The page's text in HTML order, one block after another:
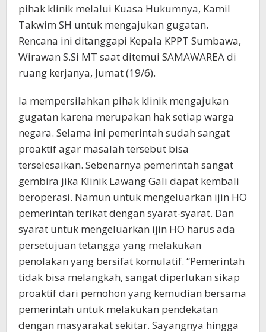
pihak klinik melalui Kuasa Hukumnya, Kamil
Takwim SH untuk mengajukan gugatan.
Rencana ini ditanggapi Kepala KPPT Sumbawa,
Wirawan S.Si MT saat ditemui SAMAWAREA di
ruang kerjanya, Jumat (19/6).
Ia mempersilahkan pihak klinik mengajukan
gugatan karena merupakan hak setiap warga
negara. Selama ini pemerintah sudah sangat
proaktif agar masalah tersebut bisa
terselesaikan. Sebenarnya pemerintah sangat
gembira jika Klinik Lawang Gali dapat kembali
beroperasi. Namun untuk mengeluarkan ijin HO
pemerintah terikat dengan syarat-syarat. Dan
syarat untuk mengeluarkan ijin HO harus ada
persetujuan tetangga yang melakukan
penolakan yang bersifat komulatif. “Pemerintah
tidak bisa melangkah, sangat diperlukan sikap
proaktif dari pemohon yang kemudian bersama
pemerintah untuk melakukan pendekatan
dengan masyarakat sekitar. Sayangnya hingga